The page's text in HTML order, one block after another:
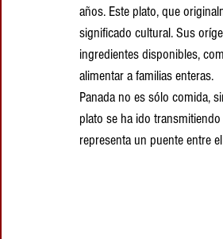
años. Este plato, que
significado cultural. Sus
ingredientes disponibles,
alimentar a familias enteras.
Panada no es sólo comida,
plato se ha ido
representa un puente entre